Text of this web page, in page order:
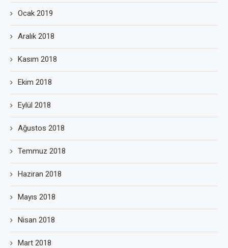
Ocak 2019
Aralık 2018
Kasım 2018
Ekim 2018
Eylül 2018
Ağustos 2018
Temmuz 2018
Haziran 2018
Mayıs 2018
Nisan 2018
Mart 2018